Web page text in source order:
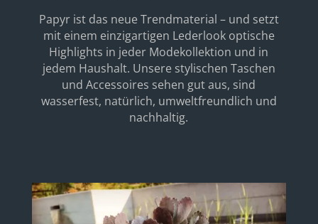
Papyr ist das neue Trendmaterial – und setzt
mit einem einzigartigen Lederlook optische
Highlights in jeder Modekollektion und in
jedem Haushalt. Unsere stylischen Taschen
und Accessoires sehen gut aus, sind
wasserfest, natürlich, umweltfreundlich und
nachhaltig.